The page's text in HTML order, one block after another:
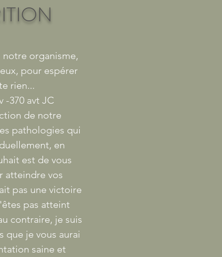
organisme,
pour espérer
rien...
-370 avt JC
de notre
pathologies qui
en
est de vous
atteindre vos
pas une victoire
pas atteint
contraire, je suis
que je vous aurai
saine et